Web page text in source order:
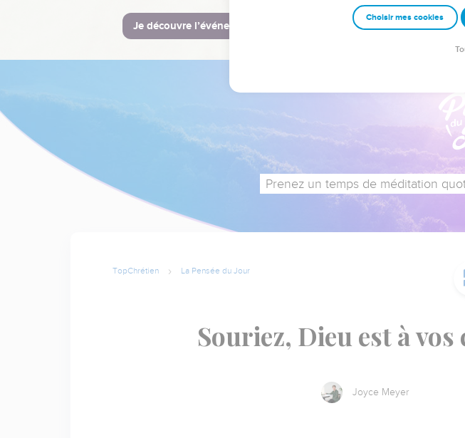
Je découvre l’événement
Prenez un temps de méditation
TopChrétien La Pensée du Jour
Souriez, Dieu est à vos
Joyce Meyer
Choisir mes cookies